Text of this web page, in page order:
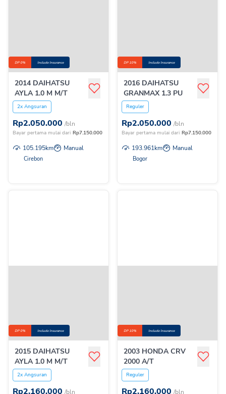
DP 0% Include Insurance
2014 DAIHATSU
AYLA 1.0 M M/T
2x Angsuran
Rp2.050.000 /bln
Bayar pertama mulai dari Rp7.150.000
105.195km Manual
Cirebon
DP 10% Include Insurance
2016 DAIHATSU
GRANMAX 1.3 PU
Reguler
Rp2.050.000 /bln
Bayar pertama mulai dari Rp7.150.000
193.961km Manual
Bogor
DP 0% Include Insurance
2015 DAIHATSU
AYLA 1.0 M M/T
2x Angsuran
Rp2.160.000 /bln
DP 10% Include Insurance
2003 HONDA CRV
2000 A/T
Reguler
Rp2.160.000 /bln